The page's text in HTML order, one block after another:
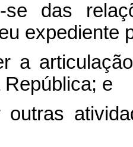
se das
expediente
a
e